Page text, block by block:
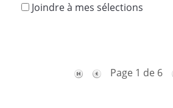
Joindre à mes sélections
Page 1 de 6